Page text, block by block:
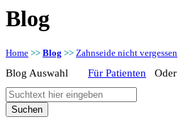
Blog
Home >> Blog >> Zahnseide nicht vergessen
Blog Auswahl Für Patienten Oder